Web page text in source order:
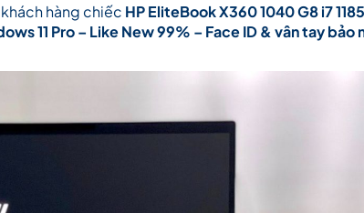
hàng chiếc HP EliteBook X360 1040 G8 i7
11 Pro – Like New 99% – Face ID & vân tay bảo